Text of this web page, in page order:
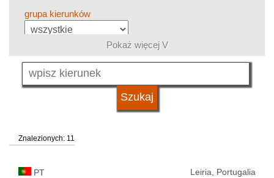
grupa kierunków
język
typ uczelni
Pokaż więcej V
Znalezionych: 11
PT Leiria, Portugalia